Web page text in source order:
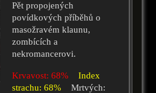
Pět propojených
povídkových příběhů o
masožravém klaunu,
zombících a
nekromancerovi.
Krvavost: 68%
Index
strachu: 68%
Mrtvých: